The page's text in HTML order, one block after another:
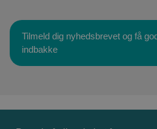
Tilmeld dig nyhedsbrevet og få
indbakke